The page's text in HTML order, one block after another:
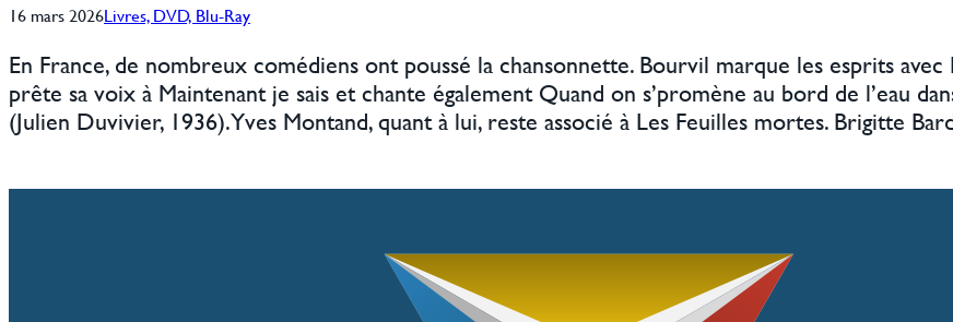
16 mars 2026Livres, DVD, Blu-Ray
En France, de nombreux comédiens ont poussé la chansonnette. Bourvil marque les esprits avec
prête sa voix à Maintenant je sais et chante également Quand on s’promène au bord de l’eau
(Julien Duvivier, 1936). Yves Montand, quant à lui, reste associé à Les Feuilles mortes. Brigitte